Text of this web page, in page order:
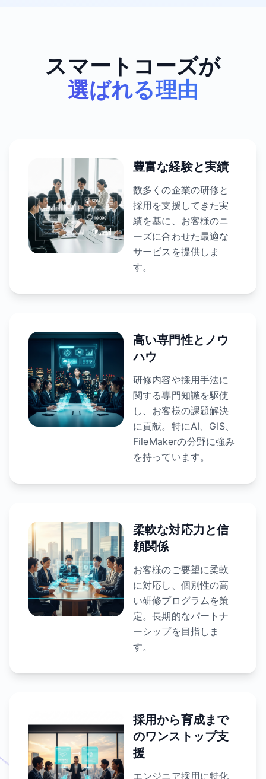
スマートコーズが
選ばれる理由
豊富な経験と実績
数多くの企業の研修と
採用を支援してきた実
績を基に、お客様のニ
ーズに合わせた最適な
サービスを提供しま
す。
高い専門性とノウ
ハウ
研修内容や採用手法に
関する専門知識を駆使
し、お客様の課題解決
に貢献。特にAI、GIS、
FileMakerの分野に強み
を持っています。
柔軟な対応力と信
頼関係
お客様のご要望に柔軟
に対応し、個別性の高
い研修プログラムを策
定。長期的なパートナ
ーシップを目指しま
す。
採用から育成まで
のワンストップ支
援
エンジニア採用に特化